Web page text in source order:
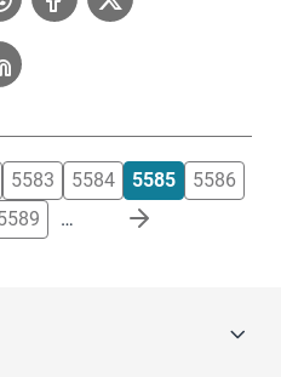
5583 5584 5585
5586
…